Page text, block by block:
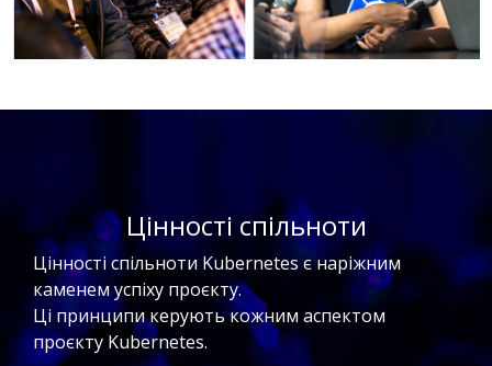
Цінності спільноти
Цінності спільноти Kubernetes є наріжним
каменем успіху проєкту.
Ці принципи керують кожним аспектом
проєкту Kubernetes.